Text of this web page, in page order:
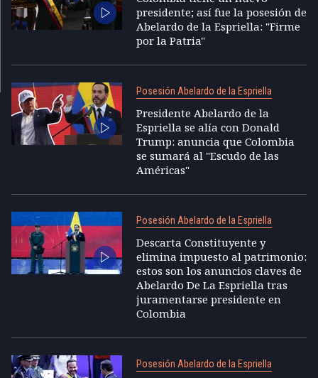
presidente; así fue la posesión de
Abelardo de la Espriella: "Firme
por la Patria"
Posesión Abelardo de la Espriella
Presidente Abelardo de la
Espriella se alía con Donald
Trump: anuncia que Colombia
se sumará al "Escudo de las
Américas"
Posesión Abelardo de la Espriella
Descarta Constituyente y
elimina impuesto al patrimonio:
estos son los anuncios claves de
Abelardo De La Espriella tras
juramentarse presidente en
Colombia
Posesión Abelardo de la Espriella